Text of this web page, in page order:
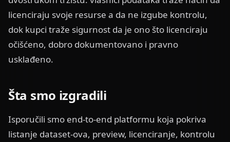
licenciraju svoje resurse a da ne izgube kontrolu,
dok kupci traže sigurnost da je ono što licenciraju
očišćeno, dobro dokumentovano i pravno
usklađeno.
Šta smo izgradili
Isporučili smo end-to-end platformu koja pokriva
listanje dataset-ova, preview, licenciranje, kontrolu